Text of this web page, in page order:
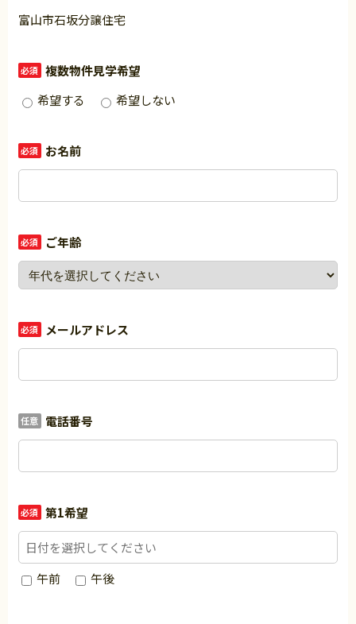
富山市石坂分譲住宅
必須 複数物件見学希望
希望する
希望しない
必須 お名前
必須 ご年齢
必須 メールアドレス
任意 電話番号
必須 第1希望
午前 午後